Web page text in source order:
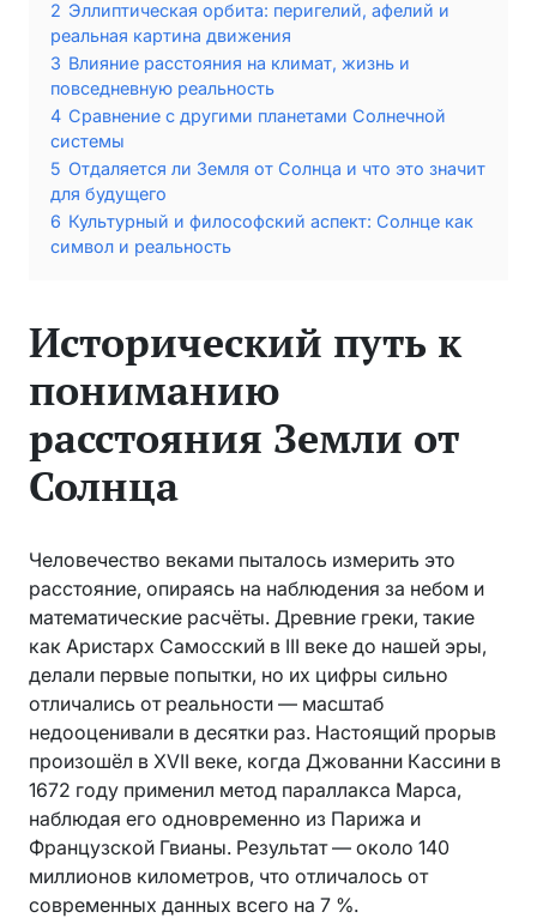
2 Эллиптическая орбита: перигелий, афелий и
реальная картина движения
3 Влияние расстояния на климат, жизнь и
повседневную реальность
4 Сравнение с другими планетами Солнечной
системы
5 Отдаляется ли Земля от Солнца и что это значит
для будущего
6 Культурный и философский аспект: Солнце как
символ и реальность
Исторический путь к
пониманию
расстояния Земли от
Солнца
Человечество веками пыталось измерить это
расстояние, опираясь на наблюдения за небом и
математические расчёты. Древние греки, такие
как Аристарх Самосский в III веке до нашей эры,
делали первые попытки, но их цифры сильно
отличались от реальности — масштаб
недооценивали в десятки раз. Настоящий прорыв
произошёл в XVII веке, когда Джованни Кассини в
1672 году применил метод параллакса Марса,
наблюдая его одновременно из Парижа и
Французской Гвианы. Результат — около 140
миллионов километров, что отличалось от
современных данных всего на 7 %.